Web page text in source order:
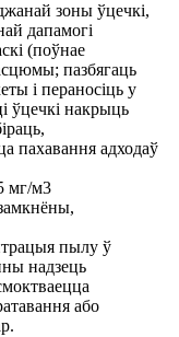
зоны ўцечкі,
дапамогі
(поўнае
пазбягаць
і пераносіць у
ўцечкі накрыць
пахавання адходаў
мг/м3
пылу ў
надзець
або